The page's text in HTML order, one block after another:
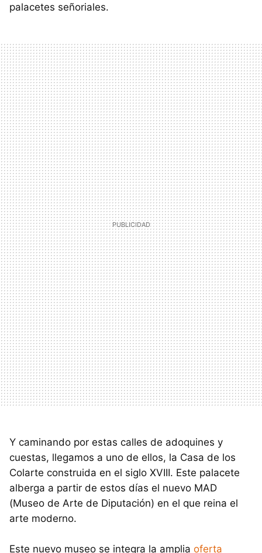
palacetes señoriales.
Y caminando por estas calles de adoquines y
cuestas, llegamos a uno de ellos, la Casa de los
Colarte construida en el siglo XVIII. Este palacete
alberga a partir de estos días el nuevo MAD
(Museo de Arte de Diputación) en el que reina el
arte moderno.
Este nuevo museo se integra la amplia oferta